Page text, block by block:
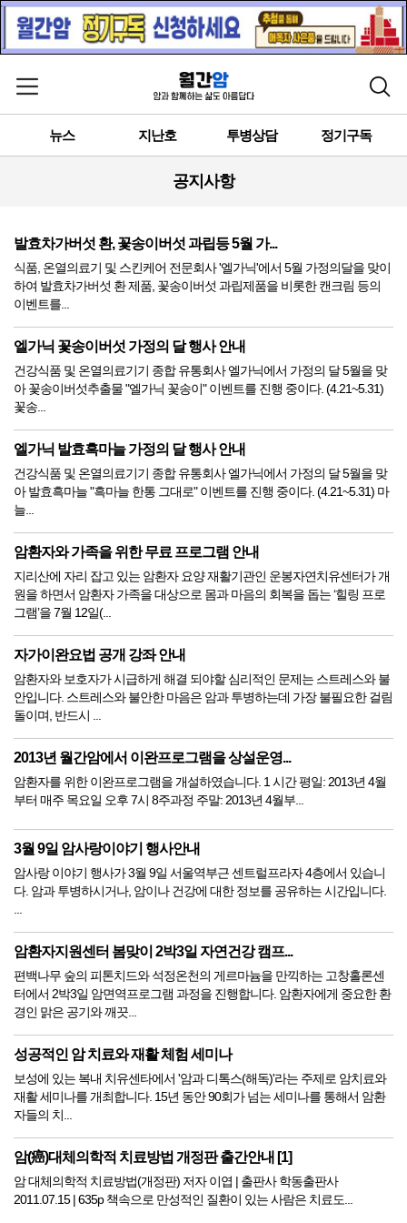
메뉴 열기 검색
뉴스 지난호 투병상담 정기구독
공지사항
발효차가버섯 환, 꽃송이버섯 과립등 5월 가...
식품, 온열의료기 및 스킨케어 전문회사 '엘가닉'에서 5월 가정의달을 맞이
하여 발효차가버섯 환 제품, 꽃송이버섯 과립제품을 비롯한 캔크림 등의
이벤트를...
엘가닉 꽃송이버섯 가정의 달 행사 안내
건강식품 및 온열의료기기 종합 유통회사 엘가닉에서 가정의 달 5월을 맞
아 꽃송이버섯추출물 "엘가닉 꽃송이" 이벤트를 진행 중이다. (4.21~5.31)
꽃송...
엘가닉 발효흑마늘 가정의 달 행사 안내
건강식품 및 온열의료기기 종합 유통회사 엘가닉에서 가정의 달 5월을 맞
아 발효흑마늘 "흑마늘 한통 그대로" 이벤트를 진행 중이다. (4.21~5.31) 마
늘...
암환자와 가족을 위한 무료 프로그램 안내
지리산에 자리 잡고 있는 암환자 요양 재활기관인 운봉자연치유센터가 개
원을 하면서 암환자 가족을 대상으로 몸과 마음의 회복을 돕는 ‘힐링 프로
그램’을 7월 12일(...
자가이완요법 공개 강좌 안내
암환자와 보호자가 시급하게 해결 되야할 심리적인 문제는 스트레스와 불
안입니다. 스트레스와 불안한 마음은 암과 투병하는데 가장 불필요한 걸림
돌이며, 반드시 ...
2013년 월간암에서 이완프로그램을 상설운영...
암환자를 위한 이완프로그램을 개설하였습니다. 1 시간 평일: 2013년 4월
부터 매주 목요일 오후 7시 8주과정 주말: 2013년 4월부...
3월 9일 암사랑이야기 행사안내
암사랑 이야기 행사가 3월 9일 서울역부근 센트럴프라자 4층에서 있습니
다. 암과 투병하시거나, 암이나 건강에 대한 정보를 공유하는 시간입니다.
암환자지원센터 봄맞이 2박3일 자연건강 캠프...
편백나무 숲의 피톤치드와 석정온천의 게르마늄을 만끽하는 고창홀론센
터에서 2박3일 암면역프로그램 과정을 진행합니다. 암환자에게 중요한 환
경인 맑은 공기와 깨끗...
성공적인 암 치료와 재활 체험 세미나
보성에 있는 복내 치유센타에서 '암과 디톡스(해독)'라는 주제로 암치료와
재활 세미나를 개최합니다. 15년 동안 90회가 넘는 세미나를 통해서 암환
자들의 치...
암(癌)대체의학적 치료방법 개정판 출간안내 [1]
암 대체의학적 치료방법(개정판) 저자 이엽 | 출판사 학동출판사
2011.07.15 | 635p 책속으로 만성적인 질환이 있는 사람은 치료도...